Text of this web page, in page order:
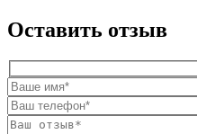
Оставить отзыв